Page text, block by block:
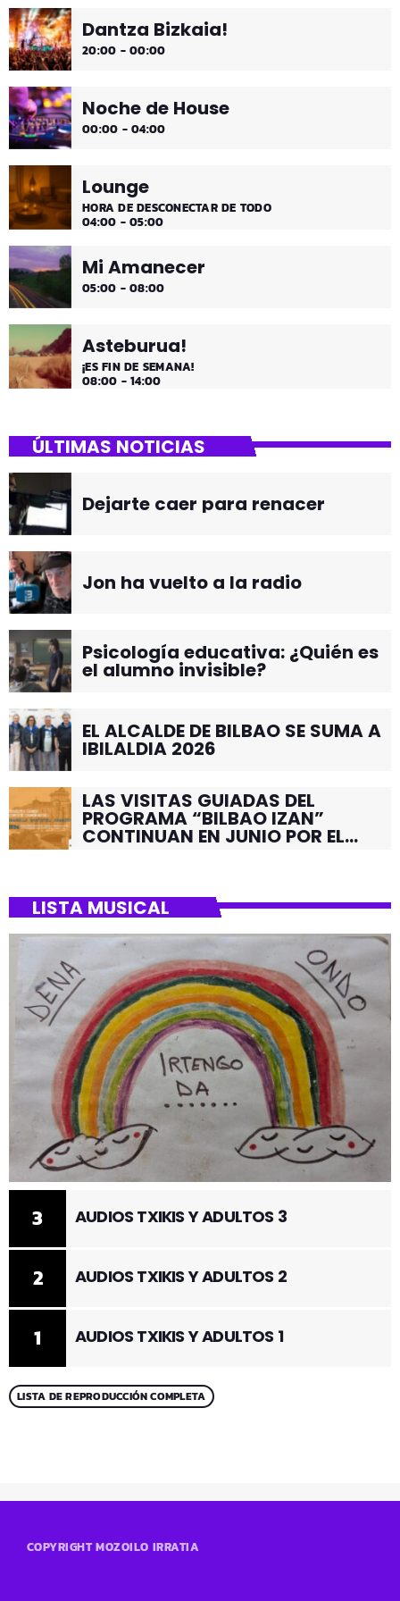
¡Toda la música!Dantza Bizkaia!
20:00 - 00:00
Noche de House
00:00 - 04:00
Lounge
HORA DE DESCONECTAR DE TODO
04:00 - 05:00
Mi Amanecer
05:00 - 08:00
Asteburua!
¡ES FIN DE SEMANA!
08:00 - 14:00
ÚLTIMAS NOTICIAS
Dejarte caer para renacer
Jon ha vuelto a la radio
Psicología educativa: ¿Quién es
el alumno invisible?
EL ALCALDE DE BILBAO SE SUMA A
IBILALDIA 2026
LAS VISITAS GUIADAS DEL
PROGRAMA “BILBAO IZAN”
CONTINUAN EN JUNIO POR EL
LISTA MUSICAL
1 AUDIOS TXIKIS Y ADULTOS 1
2 AUDIOS TXIKIS Y ADULTOS 2
3 AUDIOS TXIKIS Y ADULTOS 3
LISTA DE REPRODUCCIÓN COMPLETA
COPYRIGHT MOZOILO IRRATIA